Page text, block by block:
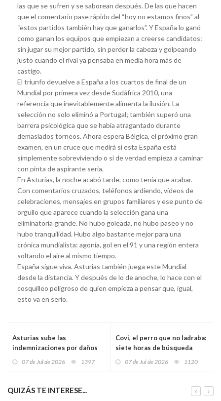
las que se sufren y se saborean después. De las que hacen
que el comentario pase rápido del “hoy no estamos finos” al
“estos partidos también hay que ganarlos”. Y España lo ganó
como ganan los equipos que empiezan a creerse candidatos:
sin jugar su mejor partido, sin perder la cabeza y golpeando
justo cuando el rival ya pensaba en media hora más de
castigo.
El triunfo devuelve a España a los cuartos de final de un
Mundial por primera vez desde Sudáfrica 2010, una
referencia que inevitablemente alimenta la ilusión. La
selección no solo eliminó a Portugal; también superó una
barrera psicológica que se había atragantado durante
demasiados torneos. Ahora espera Bélgica, el próximo gran
examen, en un cruce que medirá si esta España está
simplemente sobreviviendo o si de verdad empieza a caminar
con pinta de aspirante seria.
En Asturias, la noche acabó tarde, como tenía que acabar.
Con comentarios cruzados, teléfonos ardiendo, vídeos de
celebraciones, mensajes en grupos familiares y ese punto de
orgullo que aparece cuando la selección gana una
eliminatoria grande. No hubo goleada, no hubo paseo y no
hubo tranquilidad. Hubo algo bastante mejor para una
crónica mundialista: agonía, gol en el 91 y una región entera
soltando el aire al mismo tiempo.
España sigue viva. Asturias también juega este Mundial
desde la distancia. Y después de lo de anoche, lo hace con el
cosquilleo peligroso de quien empieza a pensar que, igual,
esto va en serio.
Asturias sube las
indemnizaciones por daños
07 de Jul de 2026 1397
Covi, el perro que no ladraba:
siete horas de búsqueda
07 de Jul de 2026 1120
QUIZÁS TE INTERESE...